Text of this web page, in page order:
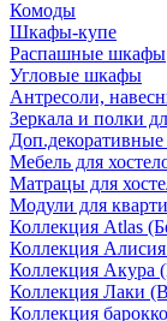
Комоды
Шкафы-купе
Распашные шкафы
Угловые шкафы
Антресоли,
Зеркала и полки
Мебель для
Матрацы для
Модули для
Коллекция Atlas
Коллекция
Коллекция Акура
Коллекция Лаки
Коллекция